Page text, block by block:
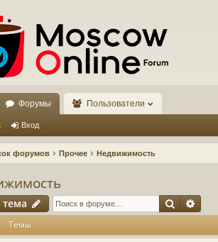
Форумы Пользователи
Вход
форумов Прочее Недвижимость
Поиск
Темы